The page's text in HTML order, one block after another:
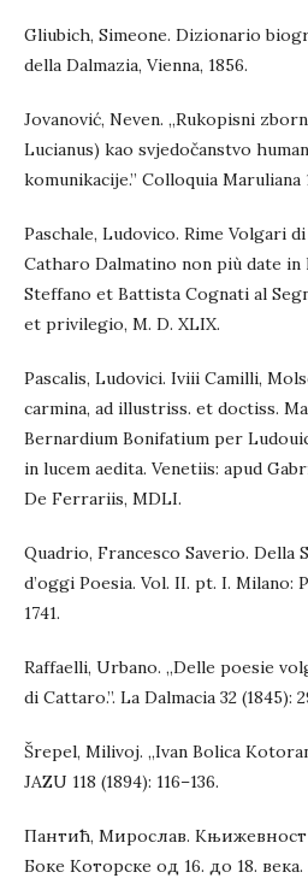
Gliubich, Simeone. Dizionario
della Dalmazia, Vienna, 1856.
Jovanović, Neven. „Rukopisni
Lucianus) kao svjedočanstvo
komunikacije.” Colloquia Maruliana
Paschale, Ludovico. Rime Volgari
Catharo Dalmatino non più date in
Steffano et Battista Cognati al
et privilegio, M. D. XLIX.
Pascalis, Ludovici. Iviii Camilli,
carmina, ad illustriss. et doctiss.
Bernardium Bonifatium per
in lucem aedita. Venetiis: apud
De Ferrariis, MDLI.
Quadrio, Francesco Saverio. Della
d’oggi Poesia. Vol. II. pt. I. Milano:
1741.
Raffaelli, Urbano. „Delle poesie
di Cattaro.”. La Dalmacia 32 (1845):
Šrepel, Milivoj. „Ivan Bolica
JAZU 118 (1894): 116–136.
Пантић, Мирослав.
Боке Которске од 16. до 18.